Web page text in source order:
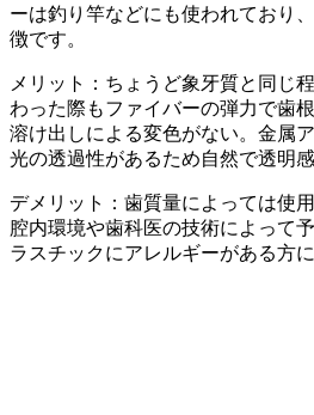
ーは釣り竿などにも使われており
徴です。
メリット：ちょうど象牙質と同じ
わった際もファイバーの弾力で歯
溶け出しによる変色がない。金属
光の透過性があるため自然で透明
デメリット：歯質量によっては使
腔内環境や歯科医の技術によって
ラスチックにアレルギーがある方に